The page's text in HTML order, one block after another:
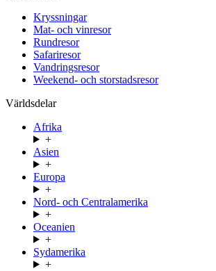
Kryssningar
Mat- och vinresor
Rundresor
Safariresor
Vandringsresor
Weekend- och storstadsresor
Världsdelar
Afrika
+
Asien
+
Europa
+
Nord- och Centralamerika
+
Oceanien
+
Sydamerika
+